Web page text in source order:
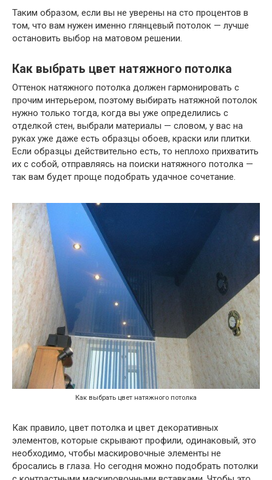
Таким образом, если вы не уверены на сто процентов в
том, что вам нужен именно глянцевый потолок — лучше
остановить выбор на матовом решении.
Как выбрать цвет натяжного потолка
Оттенок натяжного потолка должен гармонировать с
прочим интерьером, поэтому выбирать натяжной потолок
нужно только тогда, когда вы уже определились с
отделкой стен, выбрали материалы — словом, у вас на
руках уже даже есть образцы обоев, краски или плитки.
Если образцы действительно есть, то неплохо прихватить
их с собой, отправляясь на поиски натяжного потолка —
так вам будет проще подобрать удачное сочетание.
Как выбрать цвет натяжного потолка
Как правило, цвет потолка и цвет декоративных
элементов, которые скрывают профили, одинаковый, это
необходимо, чтобы маскировочные элементы не
бросались в глаза. Но сегодня можно подобрать потолки